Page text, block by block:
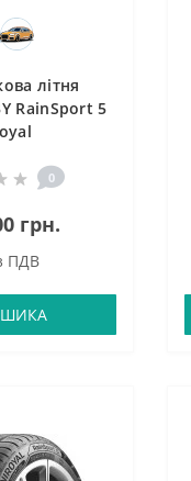
літня
RainSport 5
0
грн.
ПДВ